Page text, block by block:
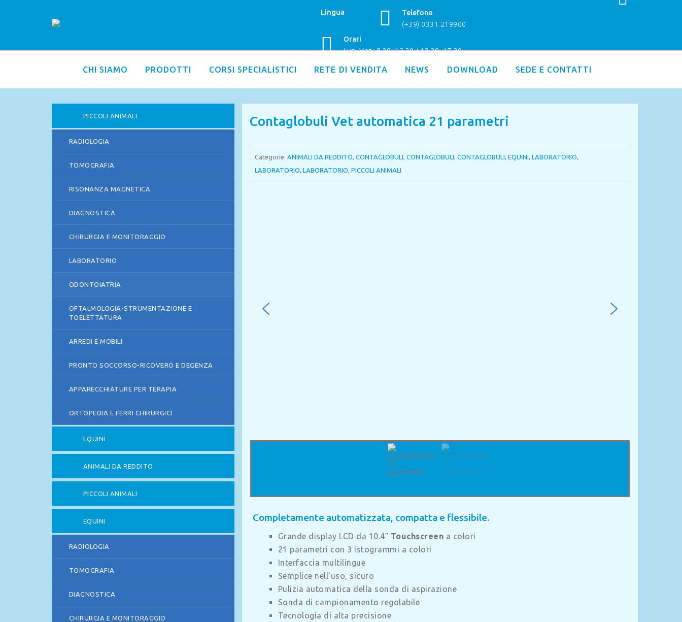
Lingua
Telefono
(+39) 0331.219900
Orari
Lun–Ven: 8.30–12.30 / 13.30–17.30
CHI SIAMO PRODOTTI CORSI SPECIALISTICI RETE DI VENDITA NEWS DOWNLOAD SEDE E CONTATTI
PICCOLI ANIMALI
RADIOLOGIA
TOMOGRAFIA
RISONANZA MAGNETICA
DIAGNOSTICA
CHIRURGIA E MONITORAGGIO
LABORATORIO
ODONTOIATRIA
OFTALMOLOGIA-STRUMENTAZIONE E
TOELETTATURA
ARREDI E MOBILI
PRONTO SOCCORSO-RICOVERO E DEGENZA
APPARECCHIATURE PER TERAPIA
ORTOPEDIA E FERRI CHIRURGICI
EQUINI
ANIMALI DA REDDITO
PICCOLI ANIMALI
EQUINI
RADIOLOGIA
TOMOGRAFIA
DIAGNOSTICA
CHIRURGIA E MONITORAGGIO
Contaglobuli Vet automatica 21 parametri
Categorie: ANIMALI DA REDDITO CONTAGLOBULI CONTAGLOBULI CONTAGLOBULI EQUINI LABORATORIO
LABORATORIO LABORATORIO PICCOLI ANIMALI
Completamente automatizzata, compatta e flessibile.
Grande display LCD da 10.4″ Touchscreen a colori
21 parametri con 3 istogrammi a colori
Interfaccia multilingue
Semplice nell’uso, sicuro
Pulizia automatica della sonda di aspirazione
Sonda di campionamento regolabile
Tecnologia di alta precisione